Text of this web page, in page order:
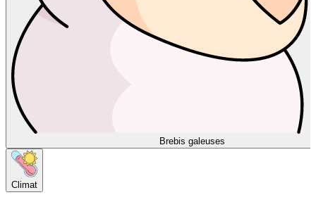
Brebis galeuses
Climat